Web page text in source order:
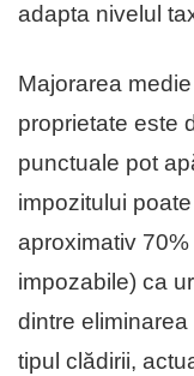
adapta nivelul
Majorarea
proprietate este
punctuale pot
impozitului
aproximativ
impozabile) ca
dintre
tipul clădirii,